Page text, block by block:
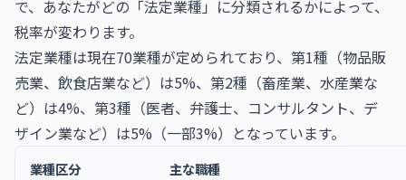
で、あなたがどの「法定業種」に分類されるかによって、
税率が変わります。
法定業種は現在70業種が定められており、第1種（物品販
売業、飲食店業など）は5%、第2種（畜産業、水産業な
ど）は4%、第3種（医者、弁護士、コンサルタント、デ
ザイン業など）は5%（一部3%）となっています。
業種区分 主な職種